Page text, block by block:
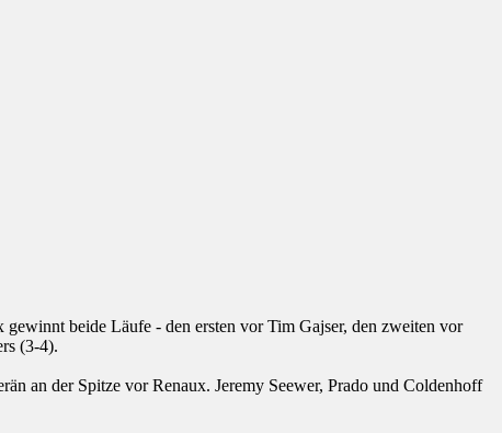
beide Läufe - den ersten vor Tim Gajser, den zweiten vor
(3-4).
an der Spitze vor Renaux. Jeremy Seewer, Prado und Coldenhoff